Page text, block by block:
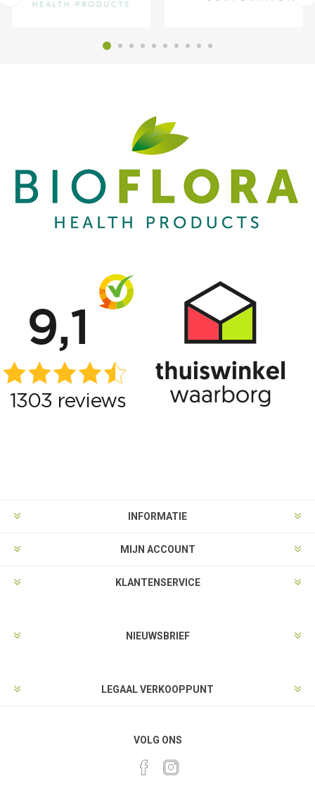
INFORMATIE
MIJN ACCOUNT
KLANTENSERVICE
NIEUWSBRIEF
LEGAAL VERKOOPPUNT
VOLG ONS